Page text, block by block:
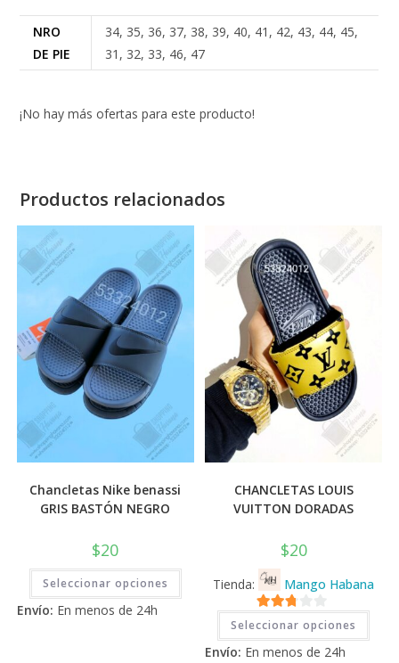
NRO
DE PIE
34, 35, 36, 37, 38, 39, 40, 41, 42, 43, 44, 45,
31, 32, 33, 46, 47
¡No hay más ofertas para este producto!
Productos relacionados
Chancletas Nike benassi
GRIS BASTÓN NEGRO
$20
Seleccionar opciones
Este
producto
tiene
múltiples
variantes.
opciones
Envío: En menos de 24h
CHANCLETAS LOUIS
VUITTON DORADAS
$20
Tienda: Mango Habana
2.71
de 5
Seleccionar opciones
Este
tiene
Envío: En menos de 24h